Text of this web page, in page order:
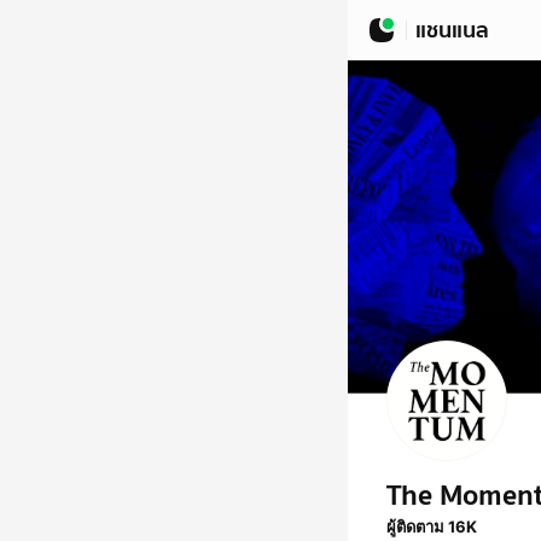
แชนแนล
The
ผู้ติดตาม 16K